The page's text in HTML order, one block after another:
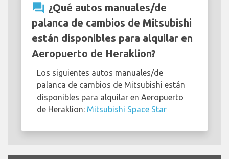
question_answer ¿Qué autos manuales/de
palanca de cambios de Mitsubishi
están disponibles para alquilar en
Aeropuerto de Heraklion?
Los siguientes autos manuales/de
palanca de cambios de Mitsubishi están
disponibles para alquilar en Aeropuerto
de Heraklion: Mitsubishi Space Star